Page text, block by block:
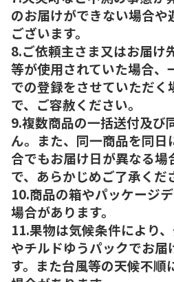
のお届けができない場合
ございます。
8.ご依頼主さま又はお届け
等が使用されていた場合、
での登録をさせていただく
で、ご容赦ください。
9.複数商品の一括送付及び
ん。また、同一商品を同日
合でもお届け日が異なる場
で、あらかじめご了承くだ
10.商品の箱やパッケージ
場合があります。
11.果物は気候条件により
やチルドゆうパックでお届
す。また台風等の天候不順